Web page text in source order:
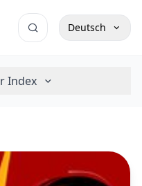
Deutsch
Index